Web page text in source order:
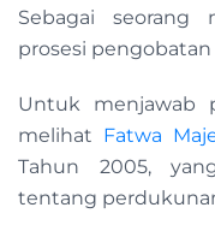
Sebagai seorang
prosesi
Untuk menjawab
melihat Fatwa
Tahun 2005,
tentang